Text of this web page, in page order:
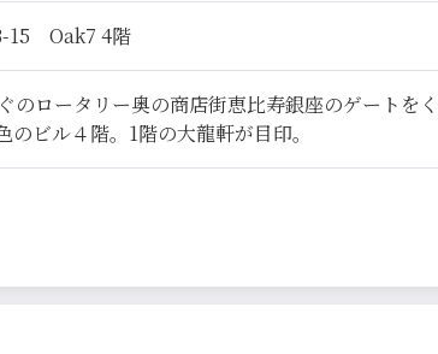
15 Oak7 4階
のロータリー奥の商店街恵比寿銀座のゲートを
ビル４階。1階の大龍軒が目印。